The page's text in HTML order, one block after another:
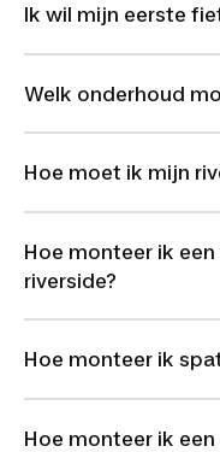
Ik wil mijn eerste
Welk onderhoud
Hoe moet ik mijn
Hoe monteer ik
riverside?
Hoe monteer ik
Hoe monteer ik